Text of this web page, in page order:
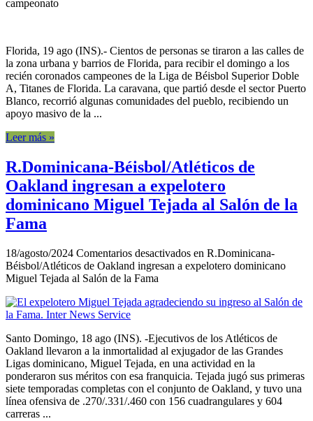
campeonato
Florida, 19 ago (INS).- Cientos de personas se tiraron a las calles de
la zona urbana y barrios de Florida, para recibir el domingo a los
recién coronados campeones de la Liga de Béisbol Superior Doble
A, Titanes de Florida. La caravana, que partió desde el sector Puerto
Blanco, recorrió algunas comunidades del pueblo, recibiendo un
apoyo masivo de la ...
Leer más »
R.Dominicana-Béisbol/Atléticos de
Oakland ingresan a expelotero
dominicano Miguel Tejada al Salón de la
Fama
18/agosto/2024 Comentarios desactivados en R.Dominicana-
Béisbol/Atléticos de Oakland ingresan a expelotero dominicano
Miguel Tejada al Salón de la Fama
Santo Domingo, 18 ago (INS). -Ejecutivos de los Atléticos de
Oakland llevaron a la inmortalidad al exjugador de las Grandes
Ligas dominicano, Miguel Tejada, en una actividad en la
ponderaron sus méritos con esa franquicia. Tejada jugó sus primeras
siete temporadas completas con el conjunto de Oakland, y tuvo una
línea ofensiva de .270/.331/.460 con 156 cuadrangulares y 604
carreras ...